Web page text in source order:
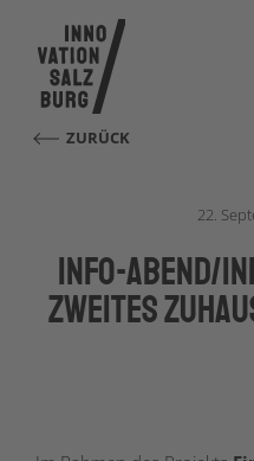
ZURÜCK
22.
Info-Abend/
zweites